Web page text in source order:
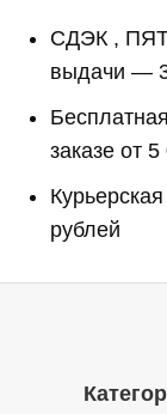
СДЭК ,
выдачи —
заказе от
рублей